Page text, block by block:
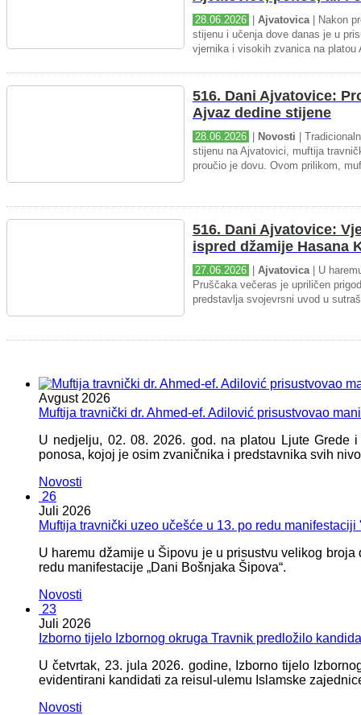
28.06.2026 Ajvatovica| Nakon
stijenu i učenja dove danas je u
vjernika i visokih zvanica na platou
516. Dani Ajvatovice:
Ajvaz dedine stijene
28.06.2026 Novosti |
stijenu na Ajvatovici, muftija
proučio je dovu. Ovom prilikom,
516. Dani Ajvatovice:
ispred džamije Hasana
27.06.2026 Ajvatovica| U
Pruščaka večeras je upriličen
predstavlja svojevrsni uvod u
Avgust 2026
Muftija travnički dr. Ahmed-ef. Adilović prisustvovao
U nedjelju, 02. 08. 2026. god. na platou Ljute
ponosa, kojoj je osim zvaničnika i predstavnika svih
Novosti
26
Juli 2026
Muftija travnički uzeo učešće u 13. po redu
U haremu džamije u Šipovu je u prisustvu velikog
redu manifestacije „Dani Bošnjaka Šipova“.
Novosti
23
Juli 2026
Izborno tijelo Izbornog okruga Travnik predložilo
U četvrtak, 23. jula 2026. godine, Izborno tijelo
evidentirani kandidati za reisul-ulemu Islamske
Novosti